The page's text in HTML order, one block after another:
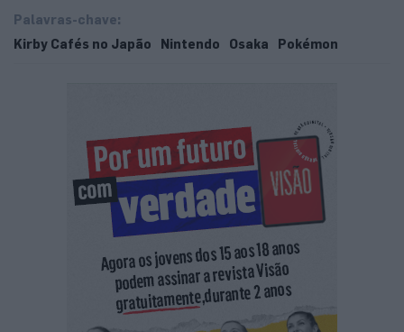
Palavras-chave:
Kirby Cafés no Japão
Nintendo Osaka Pokémon